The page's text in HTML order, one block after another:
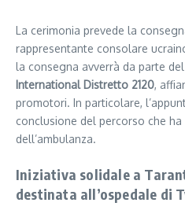
La cerimonia prevede la
rappresentante consolare
la consegna avverrà da parte del
International Distretto 2120,
promotori. In particolare,
conclusione del percorso che
dell’ambulanza.
Iniziativa solidale a
destinata all’ospedale di